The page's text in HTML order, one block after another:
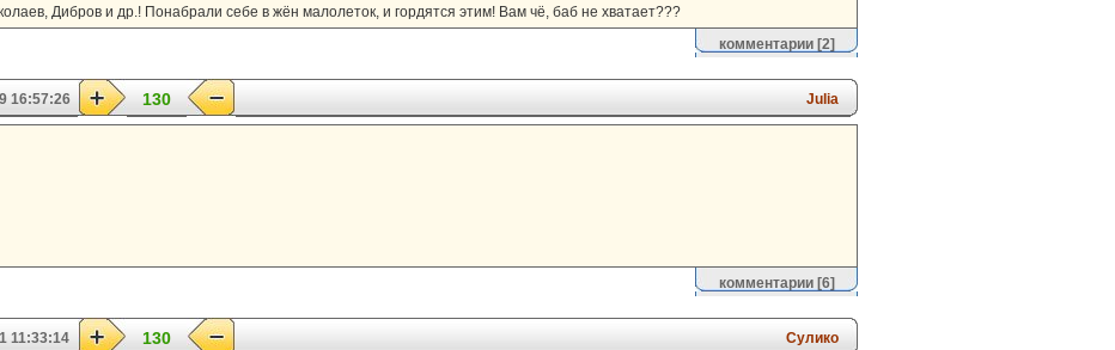
Дибров и др.! Понабрали себе в жён малолеток, и гордятся этим! Вам чё, баб не хватает???
комментарии[2]
16:57:26 130 Julia
комментарии[6]
11:33:14 130 Сулико